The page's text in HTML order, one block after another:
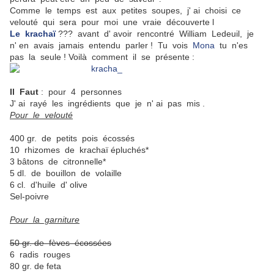
Comme le temps est aux petites soupes, j' ai choisi ce
velouté qui sera pour moi une vraie découverte l
Le krachaï??? avant d' avoir rencontré William Ledeuil, je
n' en avais jamais entendu parler ! Tu vois Mona tu n'es
pas la seule ! Voilà comment il se présente :
Il Faut : pour 4 personnes
J' ai rayé les ingrédients que je n' ai pas mis .
Pour le velouté
400 gr. de petits pois écossés
10 rhizomes de krachaï épluchés*
3 bâtons de citronnelle*
5 dl. de bouillon de volaille
6 cl. d'huile d' olive
Sel-poivre
Pour la garniture
50 gr. de fèves écossées
6 radis rouges
80 gr. de feta